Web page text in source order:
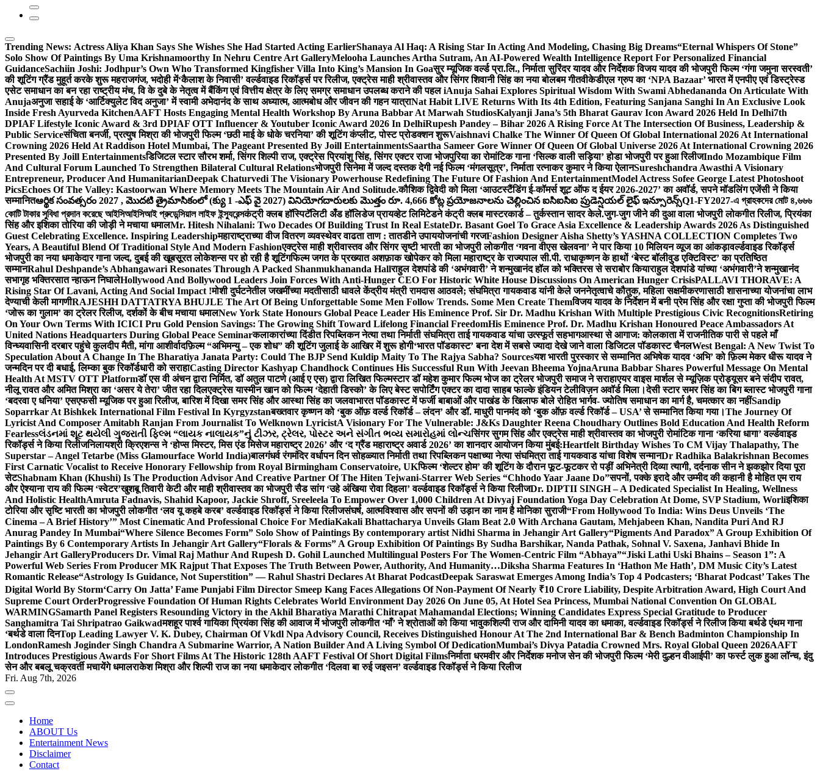
Trending News: Actress Aliya Khan Says She Wishes She Had Started Acting EarlierShanaya Al Haq: A Rising Star In Acting And Modeling, Chasing Big Dreams“Eternal Whispers Of Stone”
Solo Show Of Paintings By Uma Krishnamoorthy In Nehru Centre Art GalleryMelooha Launches Artha Sutram, An AI-Powered Wealth Intelligence Report For Personalized Financial
GuidanceSachiin Joshi: Jodhpur’s Own Who Transformed Kingfisher Villa Into King’s Mansion In Goaसुर म्यूजिक वर्ल्ड प्रा.लि., निर्माता सुरिंदर यादव और निर्देशक विजय यादव की भोजपुरी फिल्म ‘गंगा जमुना सरस्वती’
की शूटिंग ग्रैंड मुहूर्त करके शुरू महराजगंज, भदोही में‘कैलाश के निवासी’ वर्ल्डवाइड रिकॉर्ड्स पर रिलीज, एक्ट्रेस माही श्रीवास्तव और सिंगर शिवानी सिंह का नया बोलबम गीतवीकेडीएल ग्रुप का ‘NPA Bazaar’ भारत में एनपीए एवं डिस्ट्रेस्ड
एसेट समाधान का बन रहा राष्ट्रीय मंच, वि के दुबे के नेतृत्व में बैंकिंग एवं वित्तीय क्षेत्र के लिए समग्र समाधान उपलब्ध कराने की पहल iAnuja Sahai Explores Spiritual Wisdom With Swami Abhedananda On Articulate With
Anujaअनुजा सहाई के ‘आर्टिक्युलेट विद अनुजा’ में स्वामी अभेदानंद के साथ अध्यात्म, आत्मबोध और जीवन की गहन यात्राNat Habit LIVE Returns With Its 4th Edition, Featuring Sanjana Sanghi In An Exclusive Look
Inside Fresh Ayurveda KitchenAAFT Hosts Engaging Mental Health Workshop By Aruna Babbar At Marwah StudiosKalyanji Jana’s 5th Bharat Gaurav Icon Award 2026 Held In Delhi7th
DPIAF Lifestyle Iconic Award & 3rd DPIAF OTT Influencer & Youtuber Iconic Award 2026 In DelhiRupesh Pandey – Bihar 2026 A Rising Force At The Intersection Of Business, Leadership &
Public Serviceसंचिता बनर्जी, प्रत्युष मिश्रा की भोजपुरी फिल्म ‘छठी माई के धोके चरनिया’ की शूटिंग कंप्लीट, पोस्ट प्रोडक्शन शुरूVaishnavi Chalke The Winner Of Queen Of Global International 2026 At International
Crowning 2026 Held At Raddison Hotel Mumbai, The Pageant Presented By Joill EntertainmentsSaartha Sameer Gore Winner Of Queen Of Global Universe 2026 At International Crowning 2026
Presented By Joill Entertainmentsडिजिटल स्टार सौरभ शर्मा, सिंगर शिल्पी राज, एक्ट्रेस प्रियांशु सिंह, सिंगर एक्टर राजा भोजपुरिया का रोमांटिक गाना ‘सिल्क वाली सड़िया’ होडा भोजपुरी पर हुआ रिलीजIndo Mozambique Film
And Cultural Forum Launched To Strengthen Bilateral Cultural Relationsभोजपुरी सिनेमा में जल्द दस्तक देगी नई फिल्म ‘मंगलसूत्र’, निर्माता रत्नाकर कुमार ने किया ऐलानSureshchandra Awasthi A Visionary
Entrepreneur, Producer And HumanitarianDeepak Chaturvedi The Visionary Powerhouse Redefining The Future Of Fashion And EntertainmentModel Actress Sofee George Latest Photoshoot
PicsEchoes Of The Valley: Kastoorwan Where Memory Meets The Mountain Air And Solitude.कौशिक द्विवेदी को मिला ‘आउटस्टैंडिंग ई-कॉमर्स शूट ऑफ द ईयर 2026-2027’ का अवॉर्ड, सपने मॉडलिंग एजेंसी ने किया
सम्मानितఆర్థిక సంవత్సరం 2027 , మొదటి త్రైమాసికంలో (క్యు 1 -ఎఫ్ వై 2027) వినియోగదారులకు మొత్తం రూ. 4,666 కోట్ల ప్రయోజనాలను చెల్లించిన ఐసిఐసిఐ ప్రుడెన్షియల్ లైఫ్ ఇన్సూరెన్స్Q1-FY2027-এ গ্রাহকদের মোট ৪,৬৬৬
কোটি টাকার সুবিধা প্রদান করেছে আইসিআইসিআই প্রুডেন্সিয়াল লাইফ ইন্স্যুরেন্সकंट्री क्लब हॉस्पिटॅलिटी अँड हॉलिडेज प्रायव्हेट लिमिटेडने कंट्री क्लब मास्टरकार्ड – तुर्कस्तान सादर केले.जुग-जुग जीने की दुआ वाला भोजपुरी लोकगीत रिलीज, प्रियंका
सिंह और इशिका तोरिया की जोड़ी ने मचाया धमालMr. Hitesh Nihalani: Two Decades Of Building Trust In Real EstateDr. Basant Goel To Grace Asia Excellence & Leadership Awards 2026 As Distinguished
Guest Celebrating Excellence. Inspiring Leadershipमहाराष्ट्राच्या वीज वितरण व्यवस्थेवर वाढता ताण : तातडीने उपाययोजनांची गरजFashion Designer Aisha Shetty’s YASHNA COLLECTION Completes Two
Years, A Beautiful Blend Of Traditional Style And Modern Fashionएक्ट्रेस माही श्रीवास्तव और सिंगर सृष्टी भारती का भोजपुरी लोकगीत ‘गवना वीएस खेलवना’ ने पार किया 10 मिलियन व्यूज का आंकड़ावर्ल्डवाइड रिकॉर्ड्स
भोजपुरी का नया धमाकेदार गाना जल्द, दुबई की खूबसूरत लोकेशन्स पर हो रही है शूटिंगफिल्म जगत के प्रख्यात अशफ़ाक खोपेकर को मिला महाराष्ट्र के राज्यपाल सी.पी. राधाकृष्णन के हाथों ‘बेस्ट बॉलीवुड एक्टिविस्ट’ का प्रतिष्ठित
सम्मानRahul Deshpande’s Abhangawari Resonates Through A Packed Shanmukhananda Hallराहुल देशपांडे की ‘अभंगवारी’ ने शन्मुखानंद हॉल को भक्तिरस से सराबोर कियाराहुल देशपांडे यांच्या ‘अभंगवारी’ने शन्मुखानंद
सभागृह भक्तिरसात न्हाऊन निघालेHollywood And Bollywood Leaders Join Forces With Anti-Hunger CEO For Historic White House Discussions On American Hunger CrisisPALLAVI THORAVE: A
Rising Star Of Lavani, Acting And Social Impact !मोशी दुर्घटनेतील जखमींच्या मदतीसाठी धावले केंद्रीय मंत्री रामदास आठवले; संघमित्रा गायकवाड यांनी केले जननेतृत्वाचे कौतुक, महिला सक्षमीकरणासाठी शासनाच्या योजनांचा लाभ
देण्याची केली मागणीRAJESHH DATTATRYA BHUJLE The Art Of Being Unforgettable Some Men Follow Trends. Some Men Create Themविजय यादव के निर्देशन में बनी प्रेम सिंह और रक्षा गुप्ता की भोजपुरी फिल्म
‘जोरू का गुलाम’ का ट्रेलर रिलीज, दर्शकों के बीच मचाया धमालNew York State Honours Global Peace Leader His Eminence Prof. Sir Dr. Madhu Krishan With Multiple Prestigious Civic RecognitionsRetiring
On Your Own Terms With ICICI Pru Gold Pension Savings: The Growing Shift Toward Lifelong Financial FreedomHis Eminence Prof. Dr. Madhu Krishan Honoured Peace Ambassadors At
United Nations Headquarters During Global Peace Seminarकलाकारांच्या दिंडीत रिपब्लिकन नेत्या तथा निर्माती संघमित्रा ताई गायकवाड यांचा उत्स्फूर्त सहभागआस्था से आगाज: कोलकाता में राजनीतिक पारी से पहले माँ
विन्ध्यवासिनी दरबार पहुंचे कुलदीप मैती, मांगा आशीर्वादफ़िल्म “अभिमन्यु – एक शोध” की शूटिंग जुलाई के आखिर में शुरू होगी‘भारत पॉडकास्ट’ बना देश में सबसे ज्यादा देखे जाने वाला डिजिटल पॉडकास्ट चैनलWest Bengal: A New Twist To
Speculation About A Change In The Bharatiya Janata Party: Could The BJP Send Kuldip Maity To The Rajya Sabha? Sourcesयश भारती पुरस्कार से सम्मानित अभिषेक यादव ‘अभि’ को फ़िल्म मेकर धीरू यादव ने
जन्मदिन पर दी बधाई, लिम्का बुक रिकॉर्डधारी को सराहाCasting Director Kashyap Chandhock Continues His Successful Run With Jeevan Bheema YojnaAruna Babbar Shares Powerful Message On Mental
Health At MSTV OTT Platformडॉ एस वी अंचन द्वारा निर्मित, डॉ अतुल पाटणे (आई ए एस) द्वारा लिखित फिल्मस्टार डॉ महेश कुमार फिल्म भोज का ट्रेलर भोजपुरी समाज ने सराहाएयर वाइस मार्शल से म्यूज़िक प्रोड्यूसर बने संदीप रावत,
नीलू रावत और अमित मिश्रा का ‘असर ये तेरा’ जीत रहा दिलएक्ट्रेस यास्मीन खान को फिल्म ‘देहाती डिस्को’ के लिए बेस्ट सपोर्टिंग एक्टर का दादा साहब फाल्के इंडियन टेलीविज़न अवॉर्ड मिला।देसी स्टार समर सिंह का बिग ब्लास्ट भोजपुरी गाना
‘बदरवा ए धनिया’ एसएफसी म्यूजिक पर हुआ रिलीज, बारिश में दिखा समर सिंह और आस्था सिंह का जलवाभारत पॉडकास्ट में फर्जी बाबाओं और पाखंड के खिलाफ बोले रोहित भार्गव- ज्योतिष समाधान का मार्ग है, चमत्कार का नहींSandip
Soparrkar At Bishkek International Film Festival In Kyrgyzstanबख्तवार कृष्णन को ‘बुक ऑफ़ वर्ल्ड रिकॉर्ड – लंदन’ और डॉ. माधुरी पानमंद को ‘बुक ऑफ़ वर्ल्ड रिकॉर्ड – USA’ से सम्मानित किया गया।The Journey Of
Lyricist And Composer Amitabh Ranjan From Journalist To Welknown LyricistA Visionary For The Vulnerable: J&Ks Daughter Reena Choudhary Outlines Bold Education And Health Reform
Fearlessલંડનમાં શૂટ થયેલી ગુજરાતી ફિલ્મ “લાયક નાલાયક”નું ટીઝર, ટ્રેલર, પોસ્ટર અને સંગીત ભવ્ય સમારોહમાં લોન્ચसिंगर सुगम सिंह और एक्ट्रेस माही श्रीवास्तव का भोजपुरी रोमांटिक गाना ‘करिया धागा’ वर्ल्डवाइड
रिकॉर्ड्स ने किया रिलीजनिलायश्री क्रिएशन्स ने ‘होप्स मिस्टर, मिस एंड मिसेज महाराष्ट्र 2026’ और ‘द ग्रैंड महाराष्ट्र अवार्ड 2026’ का शानदार आयोजन किया मुंबई:Heartfelt Birthday Wishes To CM Vijay Thalapathy, The
Superstar – Angel Tetarbe (Miss Glamourface World India)बालगंधर्व रंगमंदिर वर्धापन दिन सोहळ्यात निर्माती तथा रिपब्लिकन पक्षाच्या नेत्या संघमित्रा ताई गायकवाड यांचा विशेष सन्मानDr Radhika Balakrishnan Becomes
First Carnatic Vocalist to Receive Honorary Fellowship from Royal Birmingham Conservatoire, UKफिल्म ‘शेल्टर होम’ की शूटिंग के दौरान फूट-फूटकर रो पड़ीं अभिनेत्री दिव्या त्यागी, दर्दनाक सीन ने झकझोर दिया पूरा
सेटShabnam Khan (Khushi) Is The Production Advisor And Creative Partner Of The Hiten Tejwani-Starrer Web Series “Chhodo Yaar Jaane Do”सपनों, पक्के इरादे और उम्मीद की कहानी है मोहित एम राय
और ऐश्याना राय की फिल्म ‘स्वेटर’खुशबू तिवारी केटी और माही श्रीवास्तव का भोजपुरी सैड सांग ‘उहे अंखिया रोवा दिहला’ वर्ल्डवाइड रिकॉर्ड्स ने किया रिलीजDr. DIPTII SINGH – A Dedicated Specialist In Healing, Wellness
And Holistic HealthAmruta Fadnavis, Shahid Kapoor, Jackie Shroff, Sreeleela To Empower Over 1,000 Children At Divyaj Foundation Yoga Day Celebration At Dome, SVP Stadium, Worliइशिका
टोरिया और सृष्टि भारती का भोजपुरी लोकगीत ‘लव यू कहबे करब’ वर्ल्डवाइड रिकॉर्ड्स ने किया रिलीजसंघर्ष, आत्मविश्वास और सपनों की उड़ान का नाम है मोनिका सुराजी“From Hollywood To India: Wins Deus Unveils ‘The
Cinema – A Brief History’” Most Cinematic And Professional Choice For MediaKakali Bhattacharya Unveils Glam Beat 2.0 With Archana Gautam, Mehjabeen Khan, Nandita Puri And RJ
Anurag Pandey In Mumbai“Where Silence Becomes Form” Solo Show of Paintings By contemporary artist Nidhi Sharma in Jehangir Art Gallery“Pigments And Paradox” A Group Exhibition Of
Paintings By 6 Contemporary Artists In Jehangir Art Gallery“Florals & Forms” A Group Exhibition Of Paintings By Sudha Barshikar, Nanda Pathak, Sohnal V. Saxena, Janhavi Bhide In
Jehangir Art GalleryProducers Dr. Vimal Raj Mathur And Rupesh D. Gohil Launched Multilingual Posters For The Women-Centric Film “Abhaya”“Jiski Lathi Uski Bhains – Season 1”: A
Powerful Web Series From Producer MK Rajput That Exposes The Truth Between Power, Authority, And Humanity…Diksha Sharma Features In ‘Hathon Me Hath’, DM Music City’s Latest
Romantic Release“Astrology Is Guidance, Not Superstition” — Rahul Shastri Declares At Bharat PodcastDeepak Saraswat Emerges Among India’s Top 4 Podcasters; ‘Bharat Podcast’ Takes The
Digital World By Storm‘Carry On Jatta’ Fame Punjabi Film Director Smeep Kang Faces Allegations Of Non-Payment Of Nearly ₹10 Crore Liability, Despite Arbitration Award, High Court And
Supreme Court OrderProgressive Foundation Of Human Rights Celebrates World Environment Day 2026 On June 05, At Hotel Sea Princess, Mumbai National Convention On GLOBAL
WARMINGSamarth Panel Registers Resounding Victory in the Akhil Bharatiya Marathi Chitrapat Mahamandal Elections; Winning Candidates Express Special Gratitude to Producer
Sanghamitra Tai Shripatrao Gaikwadमशहूर पार्श्व गायिका प्रियंका सिंह की आवाज में भोजपुरी लोकगीत ‘माँ’ ने श्रोताओं को किया भावुकशिल्पी राज और दामिनी यादव का धमाका, वर्ल्डवाइड रिकॉर्ड्स ने रिलीज किया बर्थडे एंथम गाना
‘बर्थडे वाला दिनTop Leading Lawyer V. K. Dubey, Chairman Of Vkdl Npa Advisory Council, Receives Distinguished Honour At The 2nd International Bar & Bench Badminton Championship In
LondonRamesh Joginder Singh Chandra A Submarine Warrior, A Nation Builder And A Living Symbol Of DedicationMumbai’s Divya Patadia Crowned Mrs. Royal Global Queen 2026AAFT
Introduces Prestigious Awards For Short Films At The Historic 128th AAFT Festival Of Short Digital Filmsनिर्माता धरमवीर और निर्देशक मनोज सेन की भोजपुरी फिल्म ‘मेरी दुल्हन वीआईपी’ का फर्स्ट लुक हुआ लॉन्च, इंदु
सेन और बबलू चक्रवर्ती मचायेंगे धमालराकेश मिश्रा और शिल्पी राज का नया धमाकेदार लोकगीत ‘दिलवा बा रुई जइसन’ वर्ल्डवाइड रिकॉर्ड्स ने किया रिलीज
Fri. Aug 7th, 2026
Home
ABOUT Us
Entertainment News
Disclaimer
Contact